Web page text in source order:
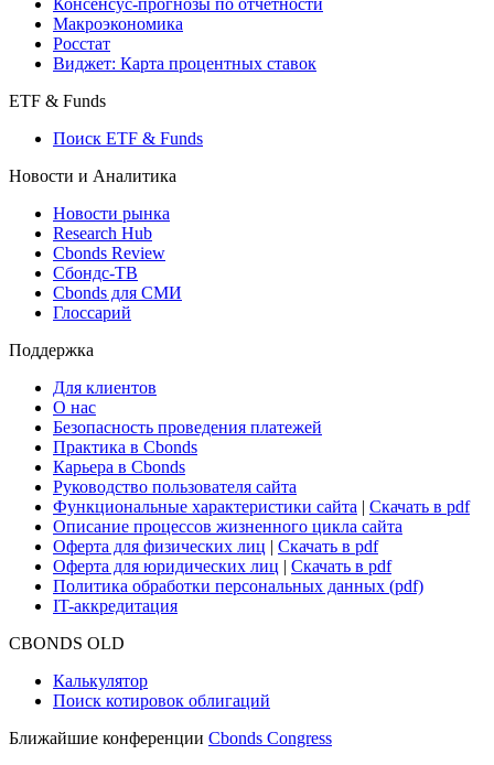
Консенсус-прогнозы по отчетности
Макроэкономика
Росстат
Виджет: Карта процентных ставок
ETF & Funds
Поиск ETF & Funds
Новости и Аналитика
Новости рынка
Research Hub
Cbonds Review
Сбондс-ТВ
Cbonds для СМИ
Глоссарий
Поддержка
Для клиентов
О нас
Безопасность проведения платежей
Практика в Cbonds
Карьера в Cbonds
Руководство пользователя сайта
Функциональные характеристики сайта | Скачать в pdf
Описание процессов жизненного цикла сайта
Оферта для физических лиц | Скачать в pdf
Оферта для юридических лиц | Скачать в pdf
Политика обработки персональных данных (pdf)
IT-аккредитация
CBONDS OLD
Калькулятор
Поиск котировок облигаций
Ближайшие конференции Cbonds Congress